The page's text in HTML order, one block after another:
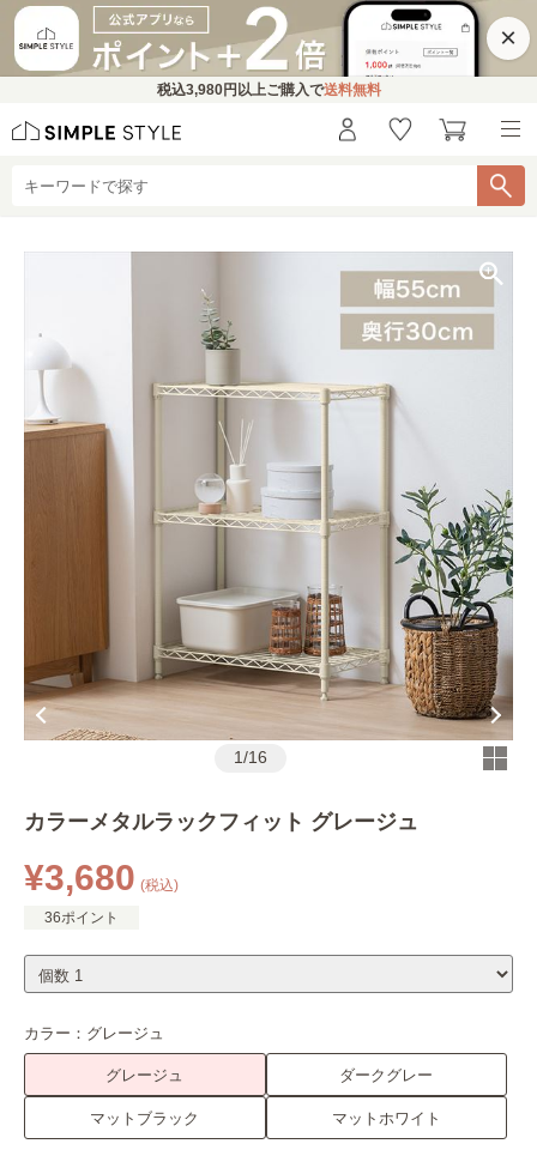
×
税込3,980円 以上ご購入で送料無料
1/16
カラーメタルラックフィット グレージュ
¥3,680 (税込)
36ポイント
カラー： グレージュ
グレージュ ダークグレー
マットブラック マットホワイト